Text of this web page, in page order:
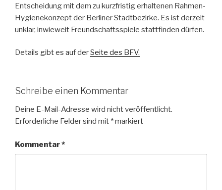
Entscheidung mit dem zu kurzfristig erhaltenen Rahmen-
Hygienekonzept der Berliner Stadtbezirke. Es ist derzeit
unklar, inwieweit Freundschaftsspiele stattfinden dürfen.
Details gibt es auf derSeite des BFV.
Schreibe einen Kommentar
Deine E-Mail-Adresse wird nicht veröffentlicht.
Erforderliche Felder sind mit *markiert
Kommentar*